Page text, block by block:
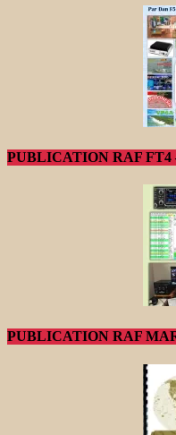
PUBLICATION RAF FT4
PUBLICATION RAF